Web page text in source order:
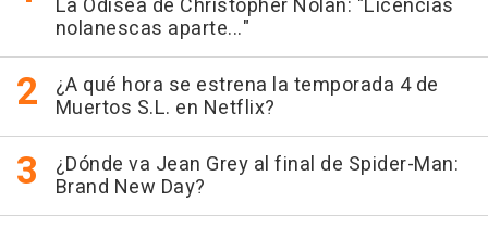
La Odisea de Christopher Nolan: "Licencias
nolanescas aparte..."
¿A qué hora se estrena la temporada 4 de
Muertos S.L. en Netflix?
¿Dónde va Jean Grey al final de Spider-Man:
Brand New Day?